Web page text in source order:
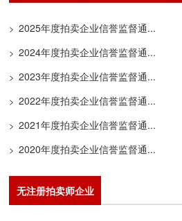
> 2025年度拍卖企业信誉监督通...
> 2024年度拍卖企业信誉监督通...
> 2023年度拍卖企业信誉监督通...
> 2022年度拍卖企业信誉监督通...
> 2021年度拍卖企业信誉监督通...
> 2020年度拍卖企业信誉监督通...
无注册拍卖师企业